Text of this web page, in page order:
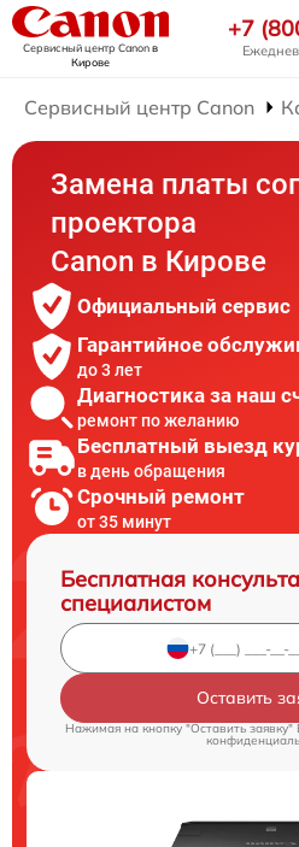
Сервисный центр Canonв
Кирове
+7
Сервисный центр Canon
Замена платы
проектора
Canon в Кирове
Официальный сервис
Гарантийное
до 3 лет
Диагностика за наш
ремонт по желанию
Бесплатный выезд
в день обращения
Срочный ремонт
от 35 минут
Бесплатная
специалистом
Оставить
Нажимая на кнопку "Оставить